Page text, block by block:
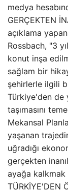
medya
GERÇEKTEN
açıklama
Rossbach, "3
konut inşa
sağlam bir
şehirlerle ilgili
Türkiye'den de
taşımasını
Mekansal
yaşanan
uğradığı
gerçekten
ayağa kalkmak
TÜRKİYE'DEN